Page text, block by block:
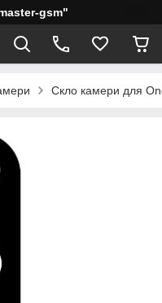
gsm"
Скло камери для